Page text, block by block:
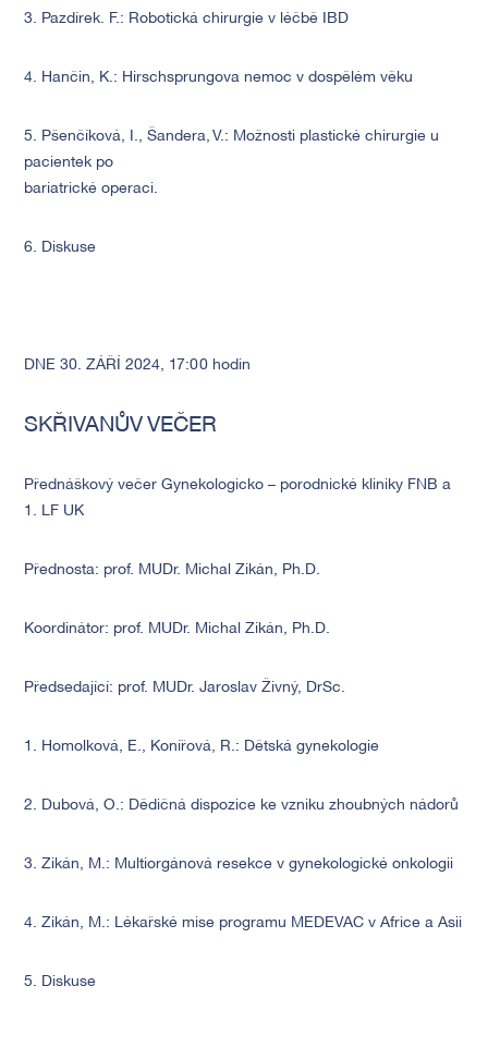
3. Pazdírek. F.: Robotická chirurgie v léčbě IBD
4. Hančin, K.: Hirschsprungova nemoc v dospělém věku
5. Pšenčíková, I., Šandera, V.: Možnosti plastické chirurgie u
pacientek po
bariatrické operaci.
6. Diskuse
DNE 30. ZÁŘÍ 2024, 17:00 hodin
SKŘIVANŮV VEČER
Přednáškový večer Gynekologicko – porodnické kliniky FNB a
1. LF UK
Přednosta: prof. MUDr. Michal Zikán, Ph.D.
Koordinátor: prof. MUDr. Michal Zikán, Ph.D.
Předsedající: prof. MUDr. Jaroslav Živný, DrSc.
1. Homolková, E., Konířová, R.: Dětská gynekologie
2. Dubová, O.: Dědičná dispozice ke vzniku zhoubných nádorů
3. Zikán, M.: Multiorgánová resekce v gynekologické onkologii
4. Zikán, M.: Lékařské mise programu MEDEVAC v Africe a Asii
5. Diskuse